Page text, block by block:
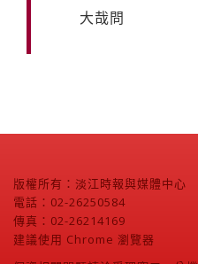
大哉問
版權所有：淡江時報與媒體中心
電話：02-26250584
傳真：02-26214169
建議使用 Chrome 瀏覽器